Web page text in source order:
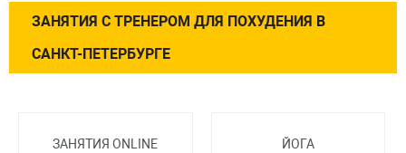
ЗАНЯТИЯ С ТРЕНЕРОМ ДЛЯ ПОХУДЕНИЯ В
САНКТ-ПЕТЕРБУРГЕ
ЗАНЯТИЯ ONLINE ЙОГА